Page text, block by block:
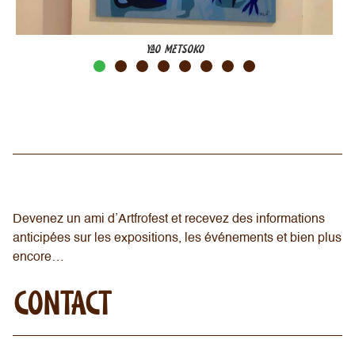
Yao Metsoko
CONTACT
Devenez un ami d’Artfrofest et recevez des informations
anticipées sur les expositions, les événements et bien plus
encore…